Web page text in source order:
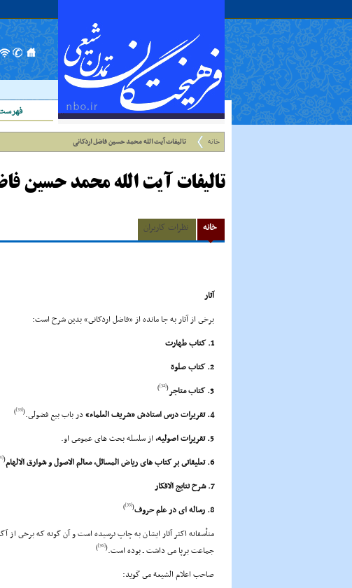
فهرست
خانه تالیفات آیت الله محمد حسین فاضل اردکانی
تالیفات آیت الله محمد حسین
خانه نظرات کاربران
آثار
برخى از آثار به جا مانده از «فاضل اردکانى» بدین شرح است:
1. کتاب طهارت
2. کتاب صلوة
3. کتاب متاجر
(
[32]
)
4. تقریرات درس استادش «شریف العلماء» در باب بیع فضولى.(
[33]
)
5. تقریرات اصولیه،
از سلسله بحث هاى عمومى او.
6. تعلیقاتى بر کتاب هاى ریاض المسائل، معالم الاصول و شوارق الالهام
(
[34]
7. شرح نتایج الافکار
8. رساله اى در علم حروف
(
[35]
)
متأسفانه اکثر آثار ایشان به چاپ نرسیده است و آن گونه که برخى از
جماعت برپا مى داشت ـ بوده است.(
[36]
)
صاحب اعلام الشیعة مى گوید: